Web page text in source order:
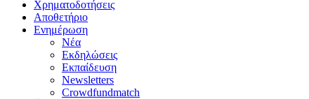
Χρηματοδοτήσεις
Αποθετήριο
Ενημέρωση
Νέα
Εκδηλώσεις
Εκπαίδευση
Newsletters
Crowdfundmatch